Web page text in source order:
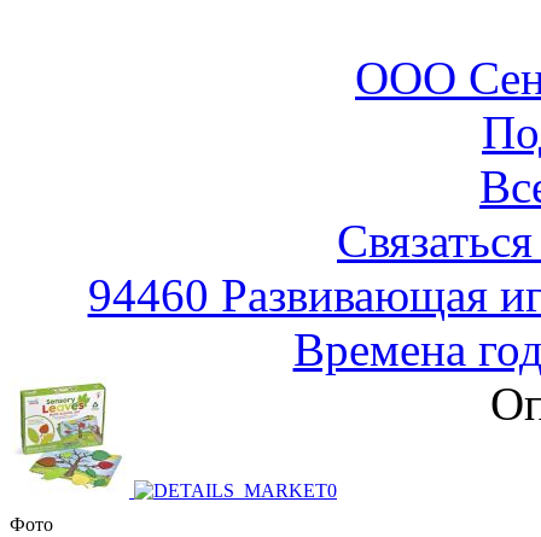
ООО
94460 Развивающая
Времена
Фото